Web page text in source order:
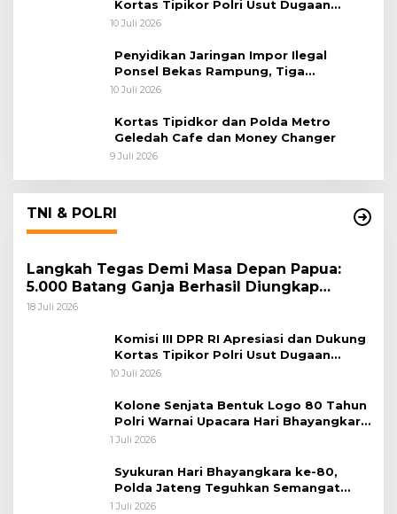
Kortas Tipikor Polri Usut Dugaan
Korupsi Batu Bara
10 Juli 2026
Penyidikan Jaringan Impor Ilegal
Ponsel Bekas Rampung, Tiga
Tersangka Sudah P-21 dan Satu Buron
10 Juli 2026
Kortas Tipidkor dan Polda Metro
Geledah Cafe dan Money Changer
9 Juli 2026
TNI & POLRI
Langkah Tegas Demi Masa Depan Papua:
5.000 Batang Ganja Berhasil Diungkap
Koops TNI Habema
18 Juli 2026
Komisi III DPR RI Apresiasi dan Dukung
Kortas Tipikor Polri Usut Dugaan
Korupsi Batu Bara
10 Juli 2026
Kolone Senjata Bentuk Logo 80 Tahun
Polri Warnai Upacara Hari Bhayangkara
ke-80
1 Juli 2026
Syukuran Hari Bhayangkara ke-80,
Polda Jateng Teguhkan Semangat
Pengabdian dan Pererat Kebersamaan
1 Juli 2026